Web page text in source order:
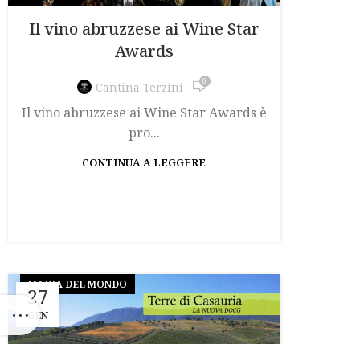
Il vino abruzzese ai Wine Star
Awards
Cantina Terzini 0
Il vino abruzzese ai Wine Star Awards è
pro...
CONTINUA A LEGGERE
27
GEN
MAGIA DEL MONDO